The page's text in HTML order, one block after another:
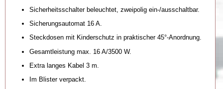
Sicherheitsschalter beleuchtet, zweipolig ein-/ausschaltbar.
Sicherungsautomat 16 A.
Steckdosen mit Kinderschutz in praktischer 45°-Anordnung.
Gesamtleistung max. 16 A/3500 W.
Extra langes Kabel 3 m.
Im Blister verpackt.